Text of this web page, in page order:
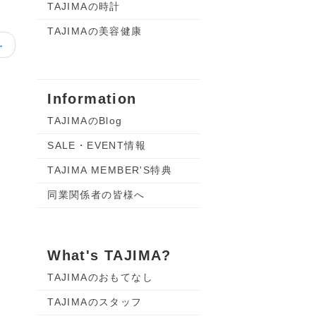
TAJIMAの時計
TAJIMAの美容健康
Information
TAJIMAのBlog
SALE・EVENT情報
TAJIMA MEMBER'S特典
同業関係者の皆様へ
What's TAJIMA?
TAJIMAのおもてなし
TAJIMAのスタッフ